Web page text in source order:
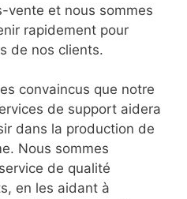
vente et nous sommes
rapidement pour
de nos clients.
convaincus que notre
de support aidera
dans la production de
Nous sommes
de qualité
en les aidant à